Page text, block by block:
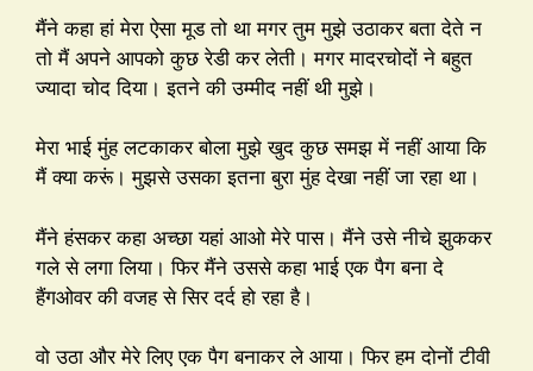
मैंने कहा हां मेरा ऐसा मूड तो था मगर तुम मुझे उठाकर बता देते न
तो मैं अपने आपको कुछ रेडी कर लेती। मगर मादरचोदों ने बहुत
ज्यादा चोद दिया। इतने की उम्मीद नहीं थी मुझे।
मेरा भाई मुंह लटकाकर बोला मुझे खुद कुछ समझ में नहीं आया कि
मैं क्या करूं। मुझसे उसका इतना बुरा मुंह देखा नहीं जा रहा था।
मैंने हंसकर कहा अच्छा यहां आओ मेरे पास। मैंने उसे नीचे झुककर
गले से लगा लिया। फिर मैंने उससे कहा भाई एक पैग बना दे
हैंगओवर की वजह से सिर दर्द हो रहा है।
वो उठा और मेरे लिए एक पैग बनाकर ले आया। फिर हम दोनों टीवी